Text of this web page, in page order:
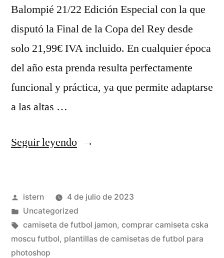
Balompié 21/22 Edición Especial con la que
disputó la Final de la Copa del Rey desde
solo 21,99€ IVA incluido. En cualquier época
del año esta prenda resulta perfectamente
funcional y práctica, ya que permite adaptarse
a las altas …
Seguir leyendo«camiseta
futbol»
Publicado
por
istern
4 de julio de 2023
Publicado
en
Uncategorized
Etiquetas:
camiseta de futbol jamon, comprar camiseta cska
moscu futbol, plantillas de camisetas de futbol para
photoshop